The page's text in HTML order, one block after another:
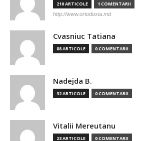
210 ARTICOLE 1 COMENTARII
http://www.ortodoxia.md
Cvasniuc Tatiana
88 ARTICOLE 0 COMENTARII
Nadejda B.
32 ARTICOLE 0 COMENTARII
Vitalii Mereutanu
23 ARTICOLE 0 COMENTARII